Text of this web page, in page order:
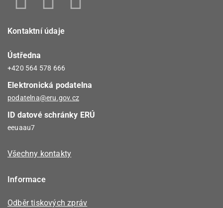
Kontaktní údaje
Ústředna
+420 564 578 666
Elektronická podatelna
podatelna@eru.gov.cz
ID datové schránky ERÚ
eeuaau7
Všechny kontakty
Informace
Odběr tiskových zpráv